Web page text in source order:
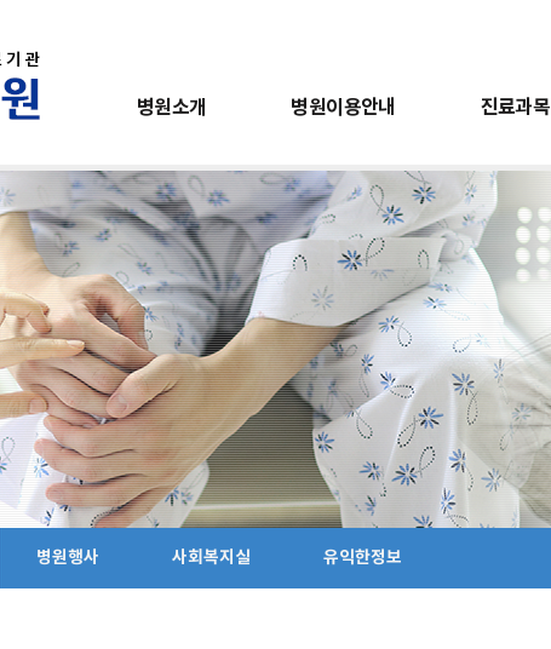
병원소개
미션과비전 의료진소개 층별안내 오시는길
병원이용안내
입퇴원안내 비급여항목안내
진료과목
내과
작업재활센터 도수치료센터 언어치료센터
위/대장내시경 근골격계검진 근전도검사
병원행사 사회복지실 유익한정보
병원이용안내
진료안내
입퇴원안내
비급여항목안내
진료과목
재활의학과
내과
재활센터
운동재활센터
작업재활센터
도수치료센터
언어치료센터
소아치료센터
병원행사 사회복지실 유익한정보